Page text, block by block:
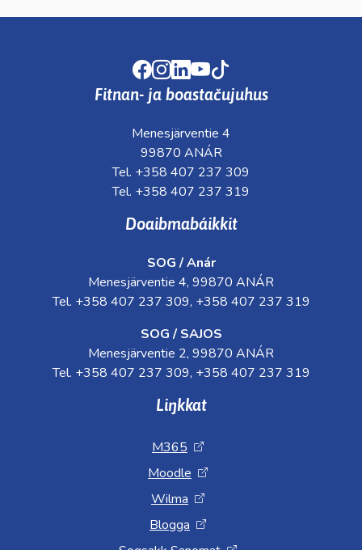
Facebook
Instagram
LinkedIn
Youtube
Fitnan- ja boastačujuhus
Menesjärventie 4
99870 ANÁR
Tel. +358 407 237 309
Tel. +358 407 237 319
Doaibmabáikkit
SOG / Anár
Menesjärventie 4, 99870 ANÁR
Tel. +358 407 237 309, +358 407 237 319
SOG / SAJOS
Menesjärventie 2, 99870 ANÁR
Tel. +358 407 237 309, +358 407 237 319
Liŋkkat
M365
Moodle
Wilma
Blogga